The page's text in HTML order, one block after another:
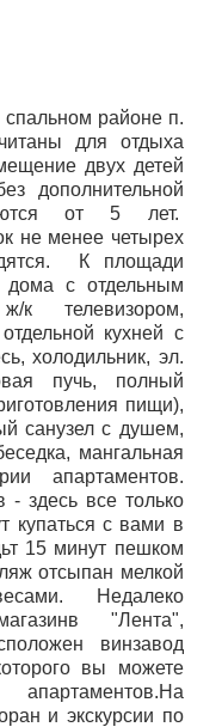
районе п.
для отдыха
двух детей
дополнительной
от 5 лет.
не менее четырех
К площади
дома с отдельным
к телевизором,
кухней с
холодильник, эл.
пучь, полный
пищи),
санузел с душем,
мангальная
апартаментов.
здесь все только
купаться с вами в
15 минут пешком
отсыпан мелкой
Недалеко
"Лента",
винзавод
вы можете
и экскурсии по